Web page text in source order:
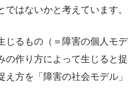
はないかと考えています。
じるもの（＝障害の個人モデ
の作り方によって生じると捉
方を「障害の社会モデル」